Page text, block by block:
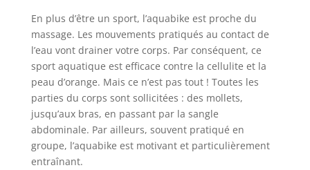
En plus d’être un sport, l’aquabike est proche du
massage. Les mouvements pratiqués au contact de
l’eau vont drainer votre corps. Par conséquent, ce
sport aquatique est efficace contre la cellulite et la
peau d’orange. Mais ce n’est pas tout ! Toutes les
parties du corps sont sollicitées : des mollets,
jusqu’aux bras, en passant par la sangle
abdominale. Par ailleurs, souvent pratiqué en
groupe, l’aquabike est motivant et particulièrement
entraînant.